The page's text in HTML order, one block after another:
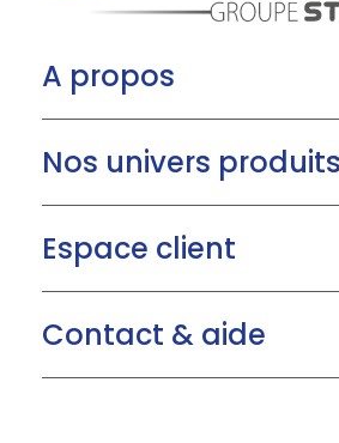
A propos
Nos univers produits
Espace client
Contact & aide